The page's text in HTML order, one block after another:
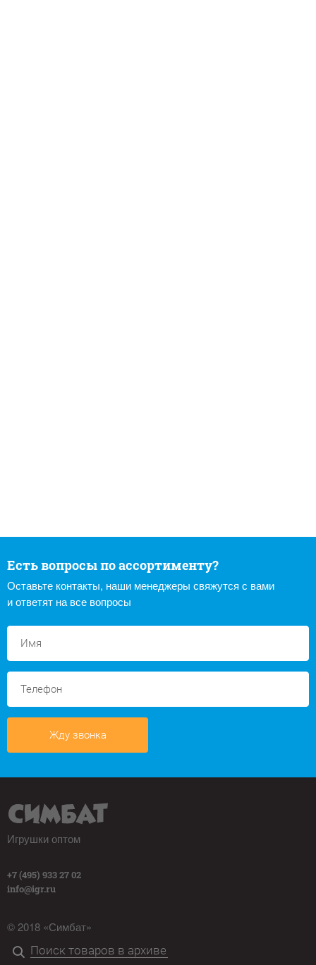
Есть вопросы по ассортименту?
Оставьте контакты, наши менеджеры свяжутся с вами
и ответят на все вопросы
Жду звонка
Игрушки оптом
+7 (495) 933 27 02
info@igr.ru
© 2018 «Симбат»